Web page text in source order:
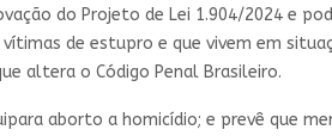
do Projeto de Lei 1.904/2024 e
de estupro e que vivem em
altera o Código Penal Brasileiro.
aborto a homicídio; e prevê que